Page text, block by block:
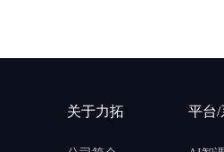
关于力拓 平台/